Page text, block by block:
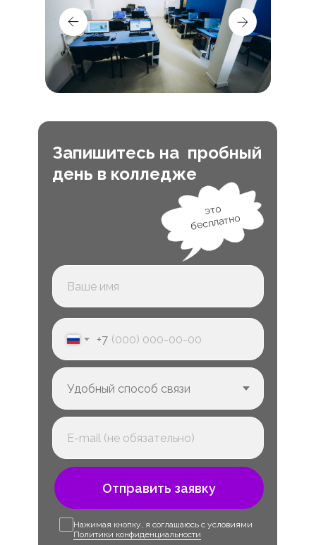
Запишитесь на пробный
день в колледже
+7
Отправить заявку
это
бесплатно
Нажимая кнопку, я соглашаюсь с условиями
Политики конфиденциальности